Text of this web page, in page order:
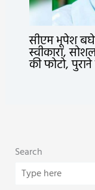
सीएम भूपेश
स्वीकारा,
की फोटो,
Search